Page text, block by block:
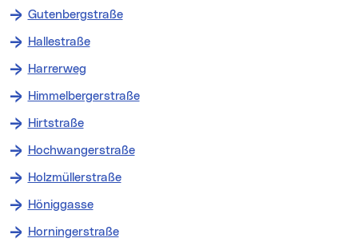
Gutenbergstraße
Hallestraße
Harrerweg
Himmelbergerstraße
Hirtstraße
Hochwangerstraße
Holzmüllerstraße
Höniggasse
Horningerstraße